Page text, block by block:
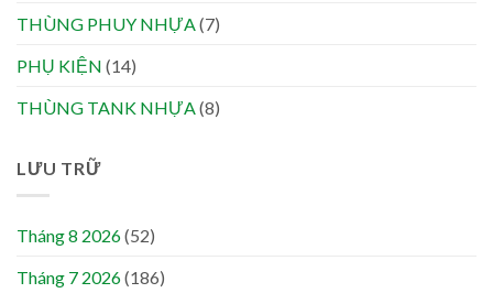
THÙNG PHUY NHỰA(7)
PHỤ KIỆN (14)
THÙNG TANK NHỰA(8)
LƯU TRỮ
Tháng 8 2026(52)
Tháng 7 2026(186)